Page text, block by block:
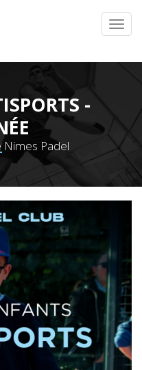
-
Nimes Padel